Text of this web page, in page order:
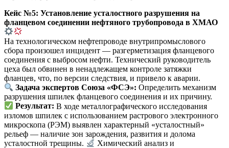
Кейс №5: Установление усталостного разрушения на
фланцевом соединении нефтяного трубопровода в ХМАО
На технологическом нефтепроводе внутрипромыслового
сбора произошел инцидент — разгерметизация фланцевого
соединения с выбросом нефти. Технический руководитель
цеха был обвинен в ненадлежащем контроле затяжки
фланцев, что, по версии следствия, и привело к аварии.
Задача экспертов Союза «ФСЭ»: Определить механизм
разрушения шпилек фланцевого соединения и их причину.
Результат: В ходе металлографического исследования
изломов шпилек с использованием растрового электронного
микроскопа (РЭМ) выявлен характерный «усталостный»
рельеф — наличие зон зарождения, развития и долома
усталостной трещины.
Химический анализ и